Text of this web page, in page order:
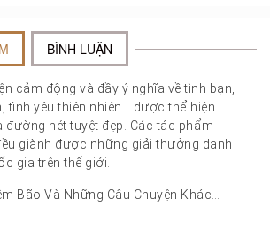
BÌNH LUẬN
cảm động và đầy ý nghĩa về tình bạn,
tình yêu thiên nhiên… được thể hiện
đường nét tuyệt đẹp. Các tác phẩm
giành được những giải thưởng danh
gia trên thế giới.
Bão Và Những Câu Chuyện Khác…